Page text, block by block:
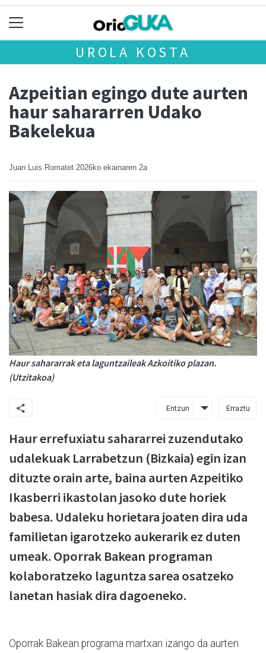
UROLA KOSTA
Azpeitian egingo dute aurten
haur sahararren Udako
Bakelekua
Juan Luis Romatet 2026ko ekainaren 2a
Haur sahararrak eta laguntzaileak Azkoitiko plazan.
(Utzitakoa)
Entzun Erraztu
Haur errefuxiatu sahararrei zuzendutako
udalekuak Larrabetzun (Bizkaia) egin izan
dituzte orain arte, baina aurten Azpeitiko
Ikasberri ikastolan jasoko dute horiek
babesa. Udaleku horietara joaten dira uda
familietan igarotzeko aukerarik ez duten
umeak. Oporrak Bakean programan
kolaboratzeko laguntza sarea osatzeko
lanetan hasiak dira dagoeneko.
Oporrak Bakean programa martxan izango da aurten